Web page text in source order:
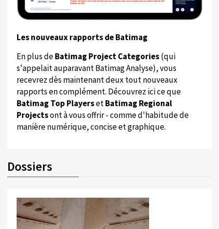
Les nouveaux rapports de Batimag
En plus deBatimag Project Categories(qui
s'appelait auparavant Batimag Analyse), vous
recevrez dès maintenant deux tout nouveaux
rapports en complément. Découvrez ici ce que
Batimag Top PlayersetBatimag Regional
Projectsont à vous offrir - comme d'habitude de
manière numérique, concise et graphique.
Dossiers